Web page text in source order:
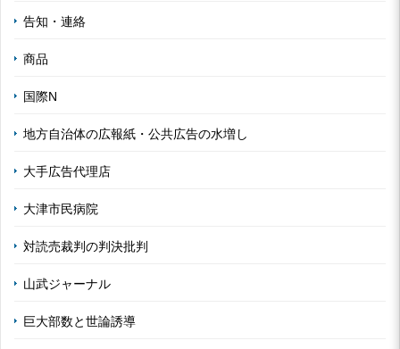
告知・連絡
商品
国際N
地方自治体の広報紙・公共広告の水増し
大手広告代理店
大津市民病院
対読売裁判の判決批判
山武ジャーナル
巨大部数と世論誘導